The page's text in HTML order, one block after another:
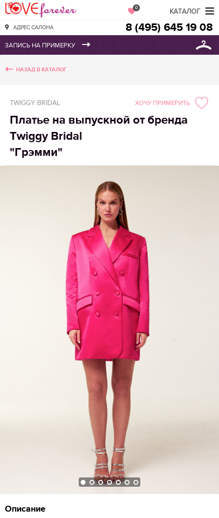
Love Forever
АДРЕС САЛОНА
0
8 (495) 645 19 08
НАЗАД В КАТАЛОГ
TWIGGY BRIDAL
Платье на выпускной от бренда
Twiggy Bridal
"Грэмми"
ХОЧУ ПРИМЕРИТЬ
Описание
КАТАЛОГ